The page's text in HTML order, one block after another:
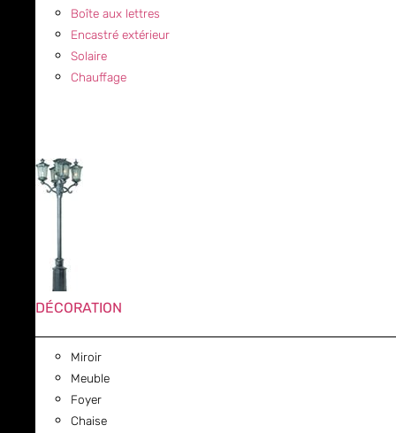
Boîte aux lettres
Encastré extérieur
Solaire
Chauffage
DÉCORATION
Miroir
Meuble
Foyer
Chaise